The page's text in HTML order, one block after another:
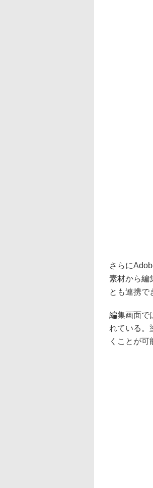
さらに
素材から編
とも連携で
編集画面で
れている。
くことが可